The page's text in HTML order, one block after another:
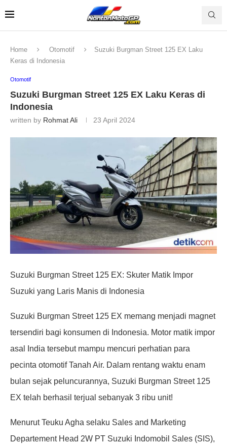
Home Otomotif
Suzuki Burgman Street 125 EX Laku
Keras di Indonesia
Otomotif
Suzuki Burgman Street 125 EX Laku Keras di
Indonesia
written by Rohmat Ali 23 April 2024
Suzuki Burgman Street 125 EX: Skuter Matik Impor
Suzuki yang Laris Manis di Indonesia
Suzuki Burgman Street 125 EX memang menjadi magnet
tersendiri bagi konsumen di Indonesia. Motor matik impor
asal India tersebut mampu mencuri perhatian para
pecinta otomotif Tanah Air. Dalam rentang waktu enam
bulan sejak peluncurannya, Suzuki Burgman Street 125
EX telah berhasil terjual sebanyak 3 ribu unit!
Menurut Teuku Agha selaku Sales and Marketing
Departement Head 2W PT Suzuki Indomobil Sales (SIS),